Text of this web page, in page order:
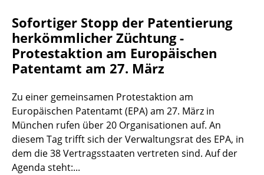
Sofortiger Stopp der Patentierung
herkömmlicher Züchtung -
Protestaktion am Europäischen
Patentamt am 27. März
Zu einer gemeinsamen Protestaktion am
Europäischen Patentamt (EPA) am 27. März in
München rufen über 20 Organisationen auf. An
diesem Tag trifft sich der Verwaltungsrat des EPA, in
dem die 38 Vertragsstaaten vertreten sind. Auf der
Agenda steht:...